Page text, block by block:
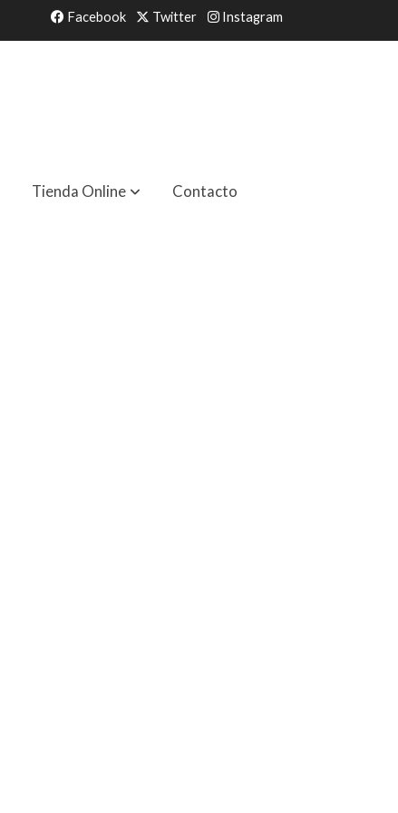
Facebook Twitter Instagram
Tienda Online Contacto